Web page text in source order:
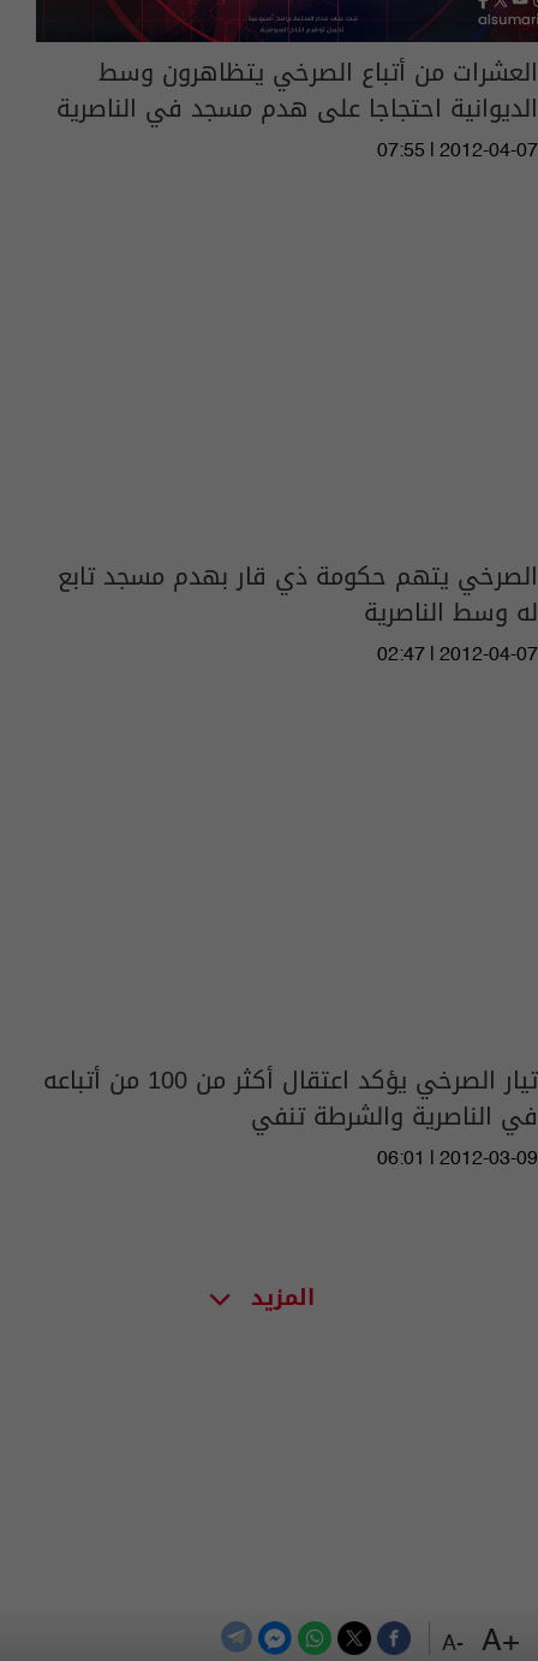
+A
-A
العشرات من أتباع الصرخي يتظاهرون وسط
الديوانية احتجاجا على هدم مسجد في الناصرية
07:55 | 2012-04-07
الصرخي يتهم حكومة ذي قار بهدم مسجد تابع
له وسط الناصرية
02:47 | 2012-04-07
تيار الصرخي يؤكد اعتقال أكثر من 100 من أتباعه
في الناصرية والشرطة تنفي
06:01 | 2012-03-09
المزيد